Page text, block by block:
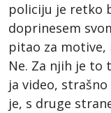
policiju je retko
doprinesem
pitao za motive,
Ne. Za njih je to
ja video,
je, s druge